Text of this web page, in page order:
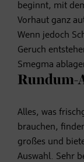
beginnt, mit
Vorhaut ganz
Wenn jedoch
Geruch
Smegma
Rundum-
Alles, was
brauchen,
großes und
Auswahl. Sehr